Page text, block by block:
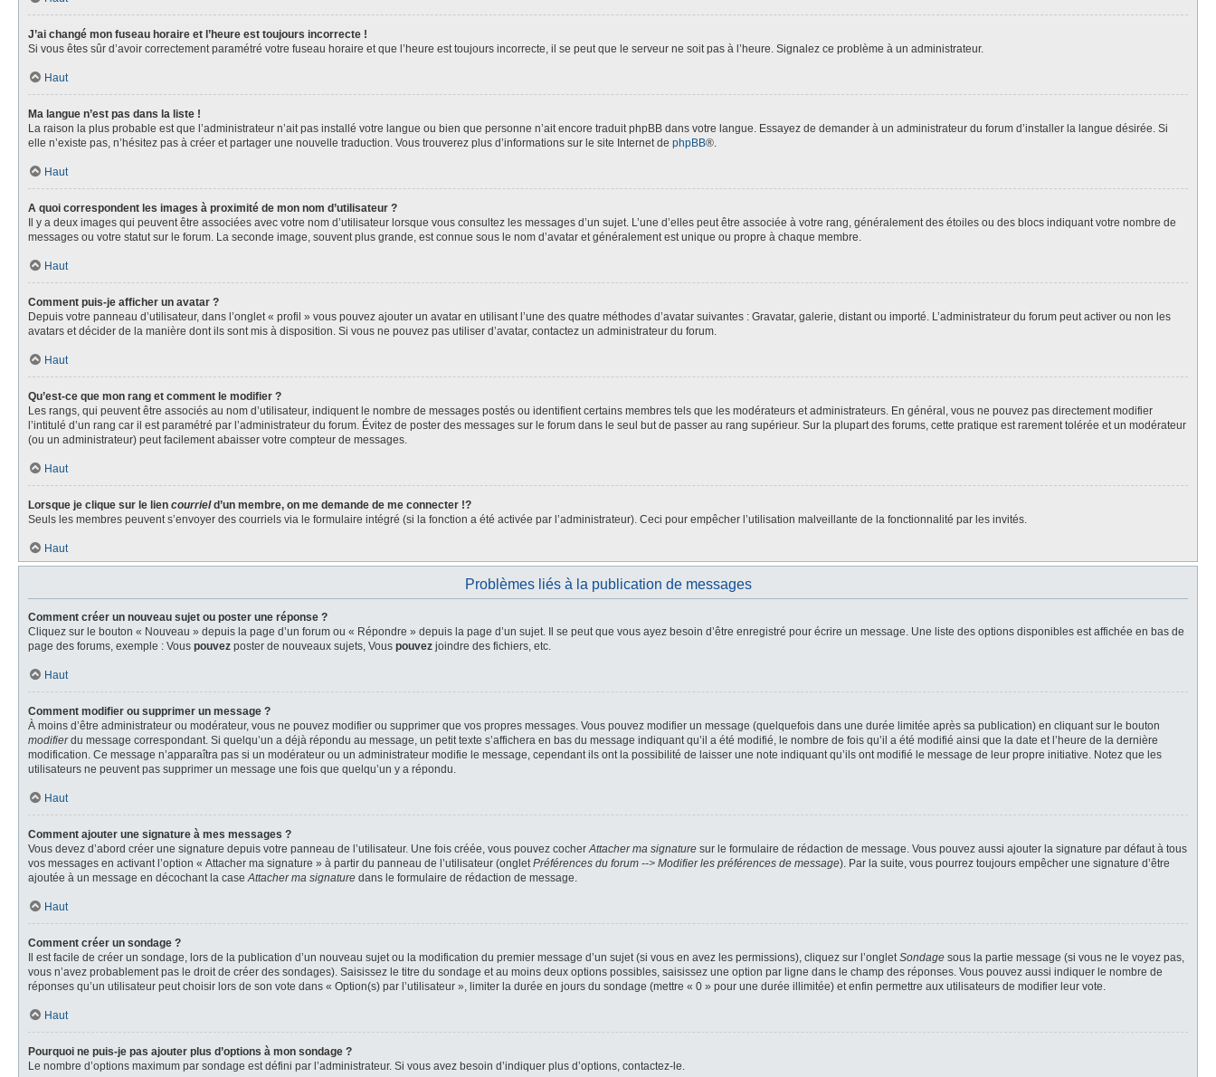
J’ai changé mon fuseau horaire et l’heure est toujours incorrecte !
Si vous êtes sûr d’avoir correctement paramétré votre fuseau horaire et que l’heure est toujours incorrecte, il se peut que le serveur ne soit pas à l’heure. Signalez ce problème à un administrateur.
Haut
Ma langue n’est pas dans la liste !
La raison la plus probable est que l’administrateur n’ait pas installé votre langue ou bien que personne n’ait encore traduit phpBB dans votre langue. Essayez de demander à un administrateur du forum d’installer la langue désirée. Si
elle n’existe pas, n’hésitez pas à créer et partager une nouvelle traduction. Vous trouverez plus d’informations sur le site Internet de phpBB®.
Haut
A quoi correspondent les images à proximité de mon nom d’utilisateur ?
Il y a deux images qui peuvent être associées avec votre nom d’utilisateur lorsque vous consultez les messages d’un sujet. L’une d’elles peut être associée à votre rang, généralement des étoiles ou des blocs indiquant votre nombre de
messages ou votre statut sur le forum. La seconde image, souvent plus grande, est connue sous le nom d’avatar et généralement est unique ou propre à chaque membre.
Haut
Comment puis-je afficher un avatar ?
Depuis votre panneau d’utilisateur, dans l’onglet « profil » vous pouvez ajouter un avatar en utilisant l’une des quatre méthodes d’avatar suivantes : Gravatar, galerie, distant ou importé. L’administrateur du forum peut activer ou non les
avatars et décider de la manière dont ils sont mis à disposition. Si vous ne pouvez pas utiliser d’avatar, contactez un administrateur du forum.
Haut
Qu’est-ce que mon rang et comment le modifier ?
Les rangs, qui peuvent être associés au nom d’utilisateur, indiquent le nombre de messages postés ou identifient certains membres tels que les modérateurs et administrateurs. En général, vous ne pouvez pas directement modifier
l’intitulé d’un rang car il est paramétré par l’administrateur du forum. Évitez de poster des messages sur le forum dans le seul but de passer au rang supérieur. Sur la plupart des forums, cette pratique est rarement tolérée et un modérateur
(ou un administrateur) peut facilement abaisser votre compteur de messages.
Haut
Lorsque je clique sur le lien courrield’un membre, on me demande de me connecter !?
Seuls les membres peuvent s’envoyer des courriels via le formulaire intégré (si la fonction a été activée par l’administrateur). Ceci pour empêcher l’utilisation malveillante de la fonctionnalité par les invités.
Haut
Problèmes liés à la publication de messages
Comment créer un nouveau sujet ou poster une réponse ?
Cliquez sur le bouton « Nouveau » depuis la page d’un forum ou « Répondre » depuis la page d’un sujet. Il se peut que vous ayez besoin d’être enregistré pour écrire un message. Une liste des options disponibles est affichée en bas de
page des forums, exemple : Vous pouvez poster de nouveaux sujets, Vous pouvez joindre des fichiers, etc.
Haut
Comment modifier ou supprimer un message ?
À moins d’être administrateur ou modérateur, vous ne pouvez modifier ou supprimer que vos propres messages. Vous pouvez modifier un message (quelquefois dans une durée limitée après sa publication) en cliquant sur le bouton
modifierdu message correspondant. Si quelqu’un a déjà répondu au message, un petit texte s’affichera en bas du message indiquant qu’il a été modifié, le nombre de fois qu’il a été modifié ainsi que la date et l’heure de la dernière
modification. Ce message n’apparaîtra pas si un modérateur ou un administrateur modifie le message, cependant ils ont la possibilité de laisser une note indiquant qu’ils ont modifié le message de leur propre initiative. Notez que les
utilisateurs ne peuvent pas supprimer un message une fois que quelqu’un y a répondu.
Haut
Comment ajouter une signature à mes messages ?
Vous devez d’abord créer une signature depuis votre panneau de l’utilisateur. Une fois créée, vous pouvez cocherAttacher ma signature sur le formulaire de rédaction de message. Vous pouvez aussi ajouter la signature par défaut à tous
vos messages en activant l’option « Attacher ma signature » à partir du panneau de l’utilisateur (ongletPréférences du forum --> Modifier les préférences de message). Par la suite, vous pourrez toujours empêcher une signature d’être
ajoutée à un message en décochant la caseAttacher ma signature dans le formulaire de rédaction de message.
Haut
Comment créer un sondage ?
Il est facile de créer un sondage, lors de la publication d’un nouveau sujet ou la modification du premier message d’un sujet (si vous en avez les permissions), cliquez sur l’ongletSondage sous la partie message (si vous ne le voyez pas,
vous n’avez probablement pas le droit de créer des sondages). Saisissez le titre du sondage et au moins deux options possibles, saisissez une option par ligne dans le champ des réponses. Vous pouvez aussi indiquer le nombre de
réponses qu’un utilisateur peut choisir lors de son vote dans « Option(s) par l’utilisateur », limiter la durée en jours du sondage (mettre « 0 » pour une durée illimitée) et enfin permettre aux utilisateurs de modifier leur vote.
Haut
Pourquoi ne puis-je pas ajouter plus d’options à mon sondage ?
Le nombre d’options maximum par sondage est défini par l’administrateur. Si vous avez besoin d’indiquer plus d’options, contactez-le.